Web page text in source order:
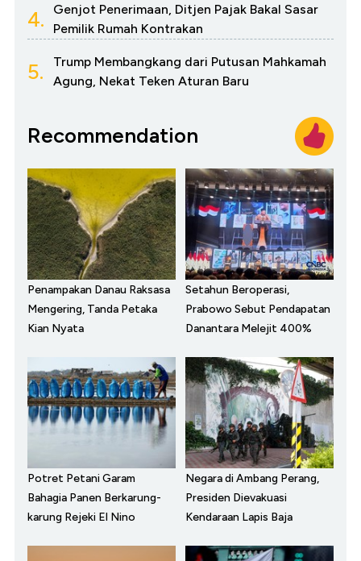
4.
Genjot Penerimaan, Ditjen Pajak Bakal Sasar
Pemilik Rumah Kontrakan
5.
Trump Membangkang dari Putusan Mahkamah
Agung, Nekat Teken Aturan Baru
Recommendation
Penampakan Danau Raksasa
Mengering, Tanda Petaka
Kian Nyata
Setahun Beroperasi,
Prabowo Sebut Pendapatan
Danantara Melejit 400%
Potret Petani Garam
Bahagia Panen Berkarung-
karung Rejeki El Nino
Negara di Ambang Perang,
Presiden Dievakuasi
Kendaraan Lapis Baja